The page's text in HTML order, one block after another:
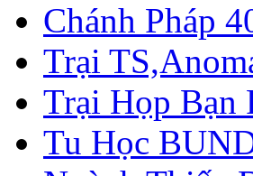
Chánh Pháp
Trại
Trại Họp Bạn
Tu Học